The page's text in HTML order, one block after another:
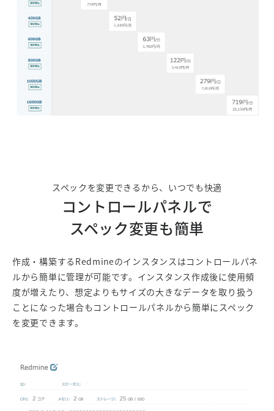
スペックを変更できるから、いつでも快適
コントロールパネルで
スペック変更も簡単
作成・構築するRedmineのインスタンスはコントロールパネ
ルから簡単に管理が可能です。インスタンス作成後に使用頻
度が増えたり、想定よりもサイズの大きなデータを取り扱う
ことになった場合もコントロールパネルから簡単にスペック
を変更できます。